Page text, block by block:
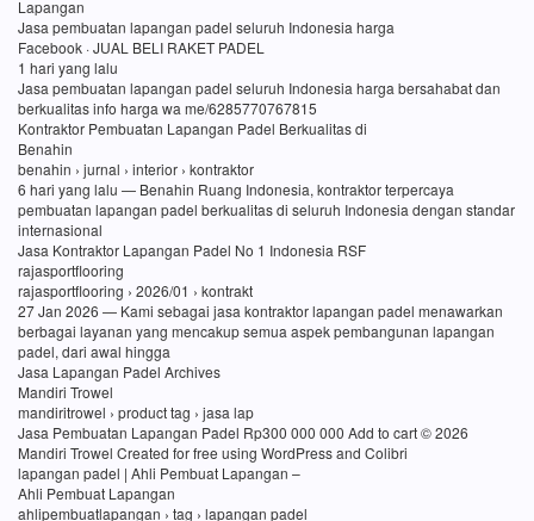
Lapangan
Jasa pembuatan lapangan padel seluruh Indonesia harga
Facebook · JUAL BELI RAKET PADEL
1 hari yang lalu
Jasa pembuatan lapangan padel seluruh Indonesia harga bersahabat dan
berkualitas info harga wa me/6285770767815
Kontraktor Pembuatan Lapangan Padel Berkualitas di
Benahin
benahin › jurnal › interior › kontraktor
6 hari yang lalu — Benahin Ruang Indonesia, kontraktor terpercaya
pembuatan lapangan padel berkualitas di seluruh Indonesia dengan standar
internasional
Jasa Kontraktor Lapangan Padel No 1 Indonesia RSF
rajasportflooring
rajasportflooring › 2026/01 › kontrakt
27 Jan 2026 — Kami sebagai jasa kontraktor lapangan padel menawarkan
berbagai layanan yang mencakup semua aspek pembangunan lapangan
padel, dari awal hingga
Jasa Lapangan Padel Archives
Mandiri Trowel
mandiritrowel › product tag › jasa lap
Jasa Pembuatan Lapangan Padel Rp300 000 000 Add to cart © 2026
Mandiri Trowel Created for free using WordPress and Colibri
lapangan padel | Ahli Pembuat Lapangan –
Ahli Pembuat Lapangan
ahlipembuatlapangan › tag › lapangan padel